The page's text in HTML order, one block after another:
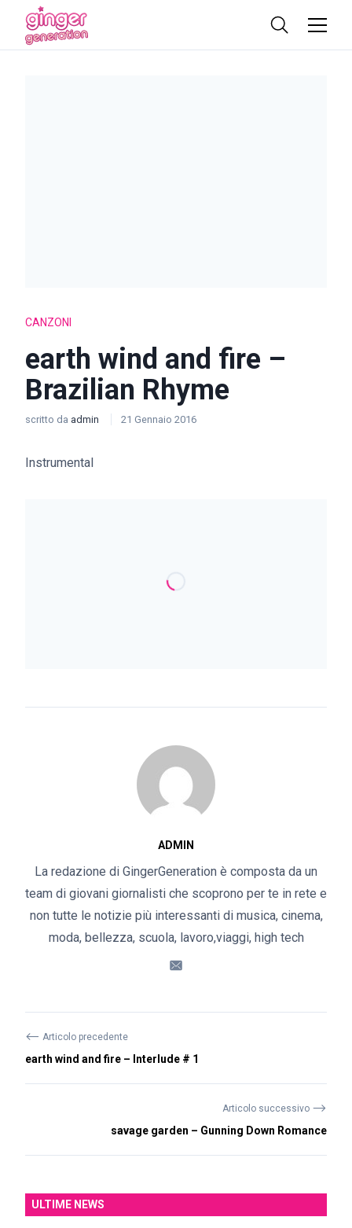
CANZONI
earth wind and fire –
Brazilian Rhyme
scritto da admin 21 Gennaio 2016
Instrumental
ADMIN
La redazione di GingerGeneration è composta da un
team di giovani giornalisti che scoprono per te in rete e
non tutte le notizie più interessanti di musica, cinema,
moda, bellezza, scuola, lavoro,viaggi, high tech
⟵ Articolo precedente
earth wind and fire – Interlude # 1
Articolo successivo ⟶
savage garden – Gunning Down Romance
ULTIME NEWS